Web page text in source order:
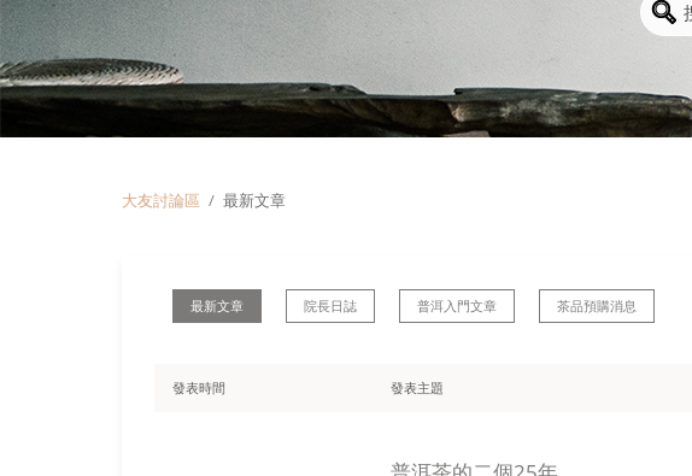
大友討論區 最新文章
最新文章 院長日誌 普洱入門文章 茶品預購消息
發表時間 發表主題